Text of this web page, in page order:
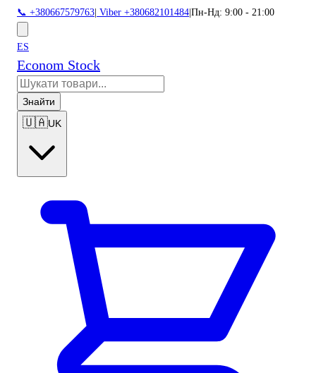
📞 +380667579763 Viber +380682101484 Пн-Нд: 9:00 - 21:00
ES
Econom Stock
Знайти
🇺🇦UK